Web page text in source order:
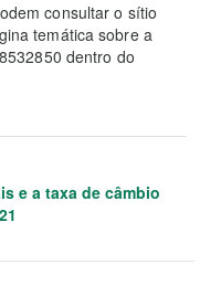
consultar o sítio
temática sobre a
dentro do
e a taxa de câmbio